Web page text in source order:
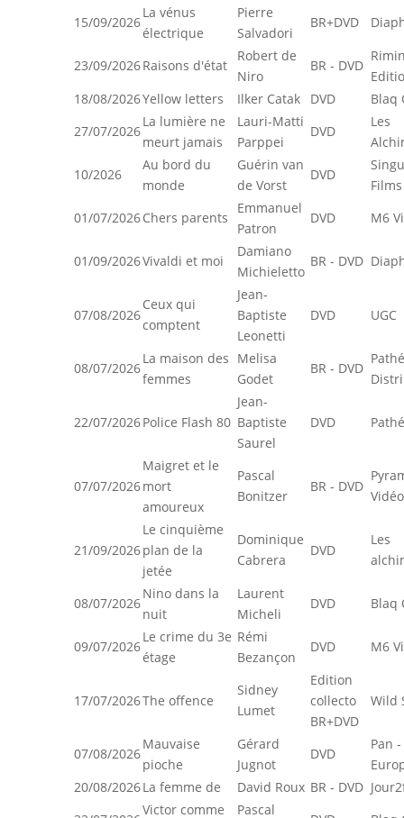
15/09/2026
La vénus
électrique
Pierre
Salvadori
BR+DVD
23/09/2026Raisons d'état
Robert de
Niro
BR - DVD
18/08/2026Yellow letters Ilker Catak DVD
Blaq
27/07/2026
La lumière ne
meurt jamais
Lauri-Matti
Parppei
DVD
Les
10/2026
Au bord du
monde
Guérin van
de Vorst
DVD
Films
01/07/2026Chers parents
Emmanuel
Patron
DVD M6
01/09/2026Vivaldi et moi
Damiano
Michieletto
BR - DVD
07/08/2026
Ceux qui
comptent
Jean-
Baptiste
Leonetti
DVD UGC
08/07/2026
La maison des
femmes
Melisa
Godet
BR - DVD
Pathé
22/07/2026Police Flash 80
Jean-
Baptiste
Saurel
DVD
07/07/2026
Maigret et le
mort
amoureux
Pascal
Bonitzer
BR - DVD
Vidéo
21/09/2026
Le cinquième
plan de la
jetée
Dominique
Cabrera
DVD
Les
08/07/2026
Nino dans la
nuit
Laurent
Micheli
DVD Blaq
09/07/2026
Le crime du 3e
étage
Rémi
Bezançon
DVD M6
17/07/2026The offence
Sidney
Lumet
Edition
collecto
BR+DVD
Wild
07/08/2026
Mauvaise
pioche
Gérard
Jugnot
DVD
Pan -
20/08/2026La femme de David Roux BR - DVD
Victor comme Pascal